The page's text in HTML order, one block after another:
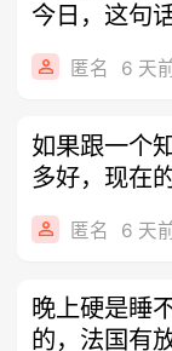
今日，这句
伊
匿名 6 天
如果跟一个
多好，现在
身是
匿名 6 天
晚上硬是睡
的，法国有